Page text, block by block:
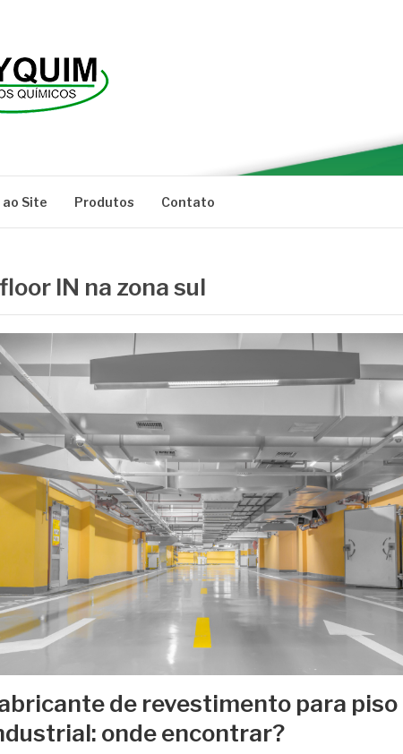
Site Produtos Contato
IN na zona sul
de revestimento para piso
onde encontrar?